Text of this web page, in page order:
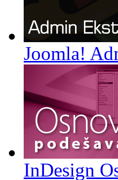
Joomla!
InDesign